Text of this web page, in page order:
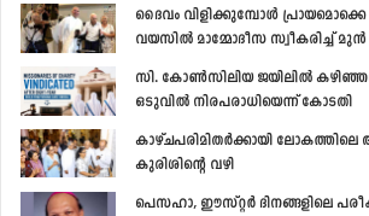
ദൈവം വിളിക്കുമ്പോള്‍ പ്രായമൊക്കെ
വയസില്‍ മാമ്മോദീസ സ്വീകരിച്ച് മുന്‍
സി. കോണ്‍സിലിയ ജയിലില്‍
ഒടുവില്‍ നിരപരാധിയെന്ന് കോടതി
കാഴ്ചപരിമിതര്‍ക്കായി ലോകത്തിലെ
കുരിശിന്‍റെ വഴി
പെസഹാ, ഈസ്റ്റര്‍ ദിനങ്ങളിലെ